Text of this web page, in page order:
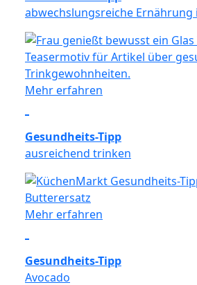
abwechslungsreiche Ernährung
Mehr erfahren
Gesundheits-Tipp
ausreichend trinken
Mehr erfahren
Gesundheits-Tipp
Avocado